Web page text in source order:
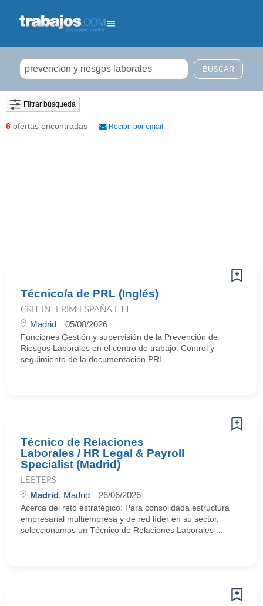
Filtrar búsqueda
6 ofertas encontradas Recibir por email
Técnico/a de PRL (Inglés)
CRIT INTERIM ESPAÑA ETT
Madrid 05/08/2026
Funciones Gestión y supervisión de la Prevención de
Riesgos Laborales en el centro de trabajo. Control y
seguimiento de la documentación PRL ...
Técnico de Relaciones
Laborales / HR Legal & Payroll
Specialist (Madrid)
LEETERS
Madrid, Madrid 26/06/2026
Acerca del reto estratégico: Para consolidada estructura
empresarial multiempresa y de red líder en su sector,
seleccionamos un Técnico de Relaciones Laborales ...